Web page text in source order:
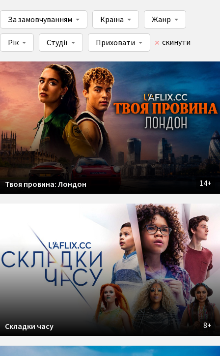
За замовчуванням Країна Жанр
Рік Студії Приховати скинути
14+
Твоя провина: Лондон
8+
Складки часу